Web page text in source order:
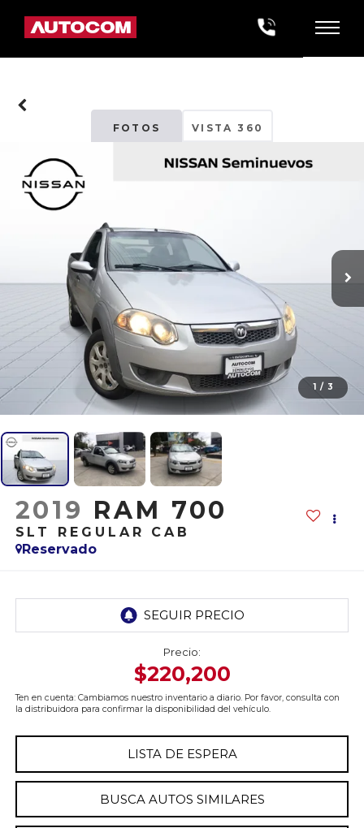
FOTOS VISTA 360
1 / 3
2019 RAM 700
SLT REGULAR CAB
Reservado
Precio:
$220,200
Ten en cuenta: Cambiamos nuestro inventario a diario. Por favor, consulta con
la distribuidora para confirmar la disponibilidad del vehículo.
LISTA DE ESPERA
BUSCA AUTOS SIMILARES